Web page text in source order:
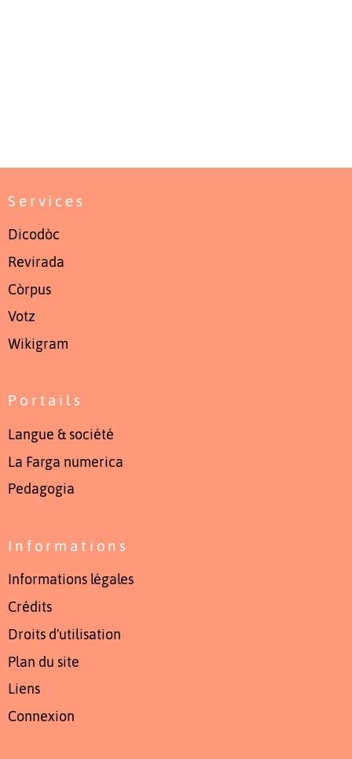
Services
Dicodòc
Revirada
Còrpus
Votz
Wikigram
Portails
Langue & société
La Farga numerica
Pedagogia
Informations
Informations légales
Crédits
Droits d'utilisation
Plan du site
Liens
Connexion